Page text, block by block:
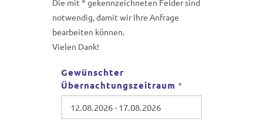
Die mit * gekennzeichneten Felder sind
notwendig, damit wir Ihre Anfrage
bearbeiten können.
Vielen Dank!
Gewünschter
Übernachtungszeitraum *